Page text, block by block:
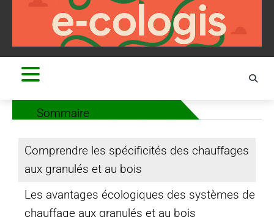
Sommaire
Comprendre les spécificités des chauffages
aux granulés et au bois
Les avantages écologiques des systèmes de
chauffage aux granulés et au bois